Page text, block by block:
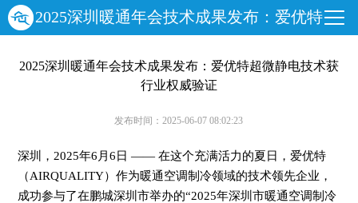
2025深圳暖通年会技术成果发布：爱优特
2025深圳暖通年会技术成果发布：爱优特超微静电技术获
行业权威验证
发布时间：2025-06-07 08:02:23
深圳，2025年6月6日 —— 在这个充满活力的夏日，爱优特
（AIRQUALITY）作为暖通空调制冷领域的技术领先企业，
成功参与了在鹏城深圳市举办的“2025年深圳市暖通空调制冷